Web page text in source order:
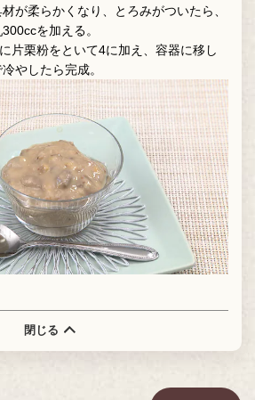
が柔らかくなり、とろみがついたら、
を加える。
片栗粉をといて4に加え、容器に移し
やしたら完成。
閉じる